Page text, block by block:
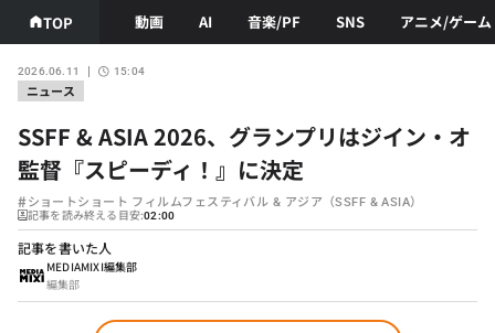
TOP 動画 AI 音楽/PF SNS アニメ/ゲーム
ニュース
2026.06.11 15:04
SSFF & ASIA 2026、グランプリはジイン・オ
監督『スピーディ！』に決定
#ショートショート フィルムフェスティバル & アジア（SSFF & ASIA）
記事を読み終える目安:02:00
記事を書いた人
MEDIAMIXI編集部
編集部